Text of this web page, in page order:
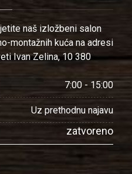
naš izložbeni salon
montažnih kuća na adresi
Ivan Zelina, 10 380
7:00 - 15:00
Uz prethodnu najavu
zatvoreno